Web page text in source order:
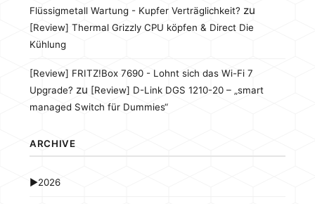
Flüssigmetall Wartung - Kupfer Verträglichkeit? zu
[Review] Thermal Grizzly CPU köpfen & Direct Die
Kühlung
[Review] FRITZ!Box 7690 - Lohnt sich das Wi-Fi 7
Upgrade? zu [Review] D-Link DGS 1210-20 – „smart
managed Switch für Dummies“
ARCHIVE
►2026